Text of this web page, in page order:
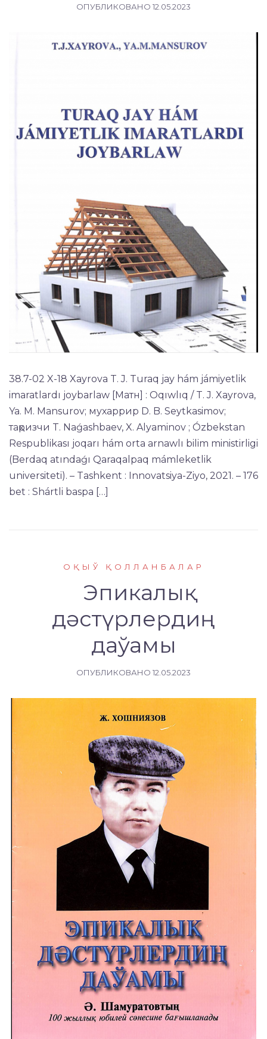
ОПУБЛИКОВАНО 12.05.2023
38.7-02 X-18 Xayrova T. J. Turaq jay hám jámiyetlik
imaratlardı joybarlaw [Матн] : Oqıwlıq / T. J. Xayrova,
Ya. M. Mansurov; мухаррир D. B. Seytkasimov;
тақризчи T. Naǵashbaev, X. Alyaminov ; Ózbekstan
Respublikası joqarı hám orta arnawlı bilim ministirligi
(Berdaq atındaǵı Qaraqalpaq mámleketlik
universiteti). – Tashkent : Innovatsiya-Ziyo, 2021. – 176
bet : Shártli baspa […]
ОҚЫЎ ҚОЛЛАНБАЛАР
Эпикалық
дәстүрлердиң
даўамы
ОПУБЛИКОВАНО 12.05.2023